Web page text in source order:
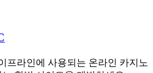
프라인에 사용되는 온라인 카지노